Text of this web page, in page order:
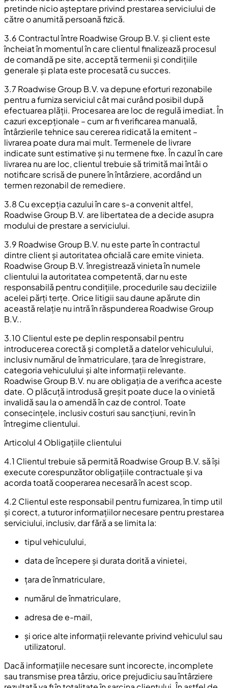
pretinde nicio așteptare privind prestarea serviciului de
către o anumită persoană fizică.
3.6 Contractul între Roadwise Group B.V. și client este
încheiat în momentul în care clientul finalizează procesul
de comandă pe site, acceptă termenii și condițiile
generale și plata este procesată cu succes.
3.7 Roadwise Group B.V. va depune eforturi rezonabile
pentru a furniza serviciul cât mai curând posibil după
efectuarea plății. Procesarea are loc de regulă imediat. În
cazuri excepționale – cum ar fi verificarea manuală,
întârzierile tehnice sau cererea ridicată la emitent –
livrarea poate dura mai mult. Termenele de livrare
indicate sunt estimative și nu termene fixe. În cazul în care
livrarea nu are loc, clientul trebuie să trimită mai întâi o
notificare scrisă de punere în întârziere, acordând un
termen rezonabil de remediere.
3.8 Cu excepția cazului în care s-a convenit altfel,
Roadwise Group B.V. are libertatea de a decide asupra
modului de prestare a serviciului.
3.9 Roadwise Group B.V. nu este parte în contractul
dintre client și autoritatea oficială care emite vinieta.
Roadwise Group B.V. înregistrează vinieta în numele
clientului la autoritatea competentă, dar nu este
responsabilă pentru condițiile, procedurile sau deciziile
acelei părți terțe. Orice litigii sau daune apărute din
această relație nu intră în răspunderea Roadwise Group
B.V..
3.10 Clientul este pe deplin responsabil pentru
introducerea corectă și completă a datelor vehiculului,
inclusiv numărul de înmatriculare, țara de înregistrare,
categoria vehiculului și alte informații relevante.
Roadwise Group B.V. nu are obligația de a verifica aceste
date. O plăcuță introdusă greșit poate duce la o vinietă
invalidă sau la o amendă în caz de control. Toate
consecințele, inclusiv costuri sau sancțiuni, revin în
întregime clientului.
Articolul 4 Obligațiile clientului
4.1 Clientul trebuie să permită Roadwise Group B.V. să își
execute corespunzător obligațiile contractuale și va
acorda toată cooperarea necesară în acest scop.
4.2 Clientul este responsabil pentru furnizarea, în timp util
și corect, a tuturor informațiilor necesare pentru prestarea
serviciului, inclusiv, dar fără a se limita la:
tipul vehiculului,
data de începere și durata dorită a vinietei,
țara de înmatriculare,
numărul de înmatriculare,
adresa de e-mail,
și orice alte informații relevante privind vehiculul sau
utilizatorul.
Dacă informațiile necesare sunt incorecte, incomplete
sau transmise prea târziu, orice prejudiciu sau întârziere